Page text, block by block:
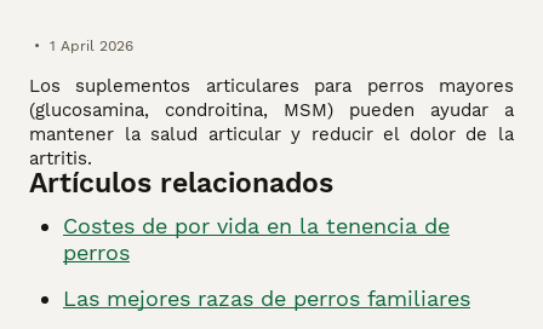
• 1 April 2026
Los suplementos articulares para perros mayores
(glucosamina, condroitina, MSM) pueden ayudar a
mantener la salud articular y reducir el dolor de la
artritis.
Artículos relacionados
Costes de por vida en la tenencia de
perros
Las mejores razas de perros familiares